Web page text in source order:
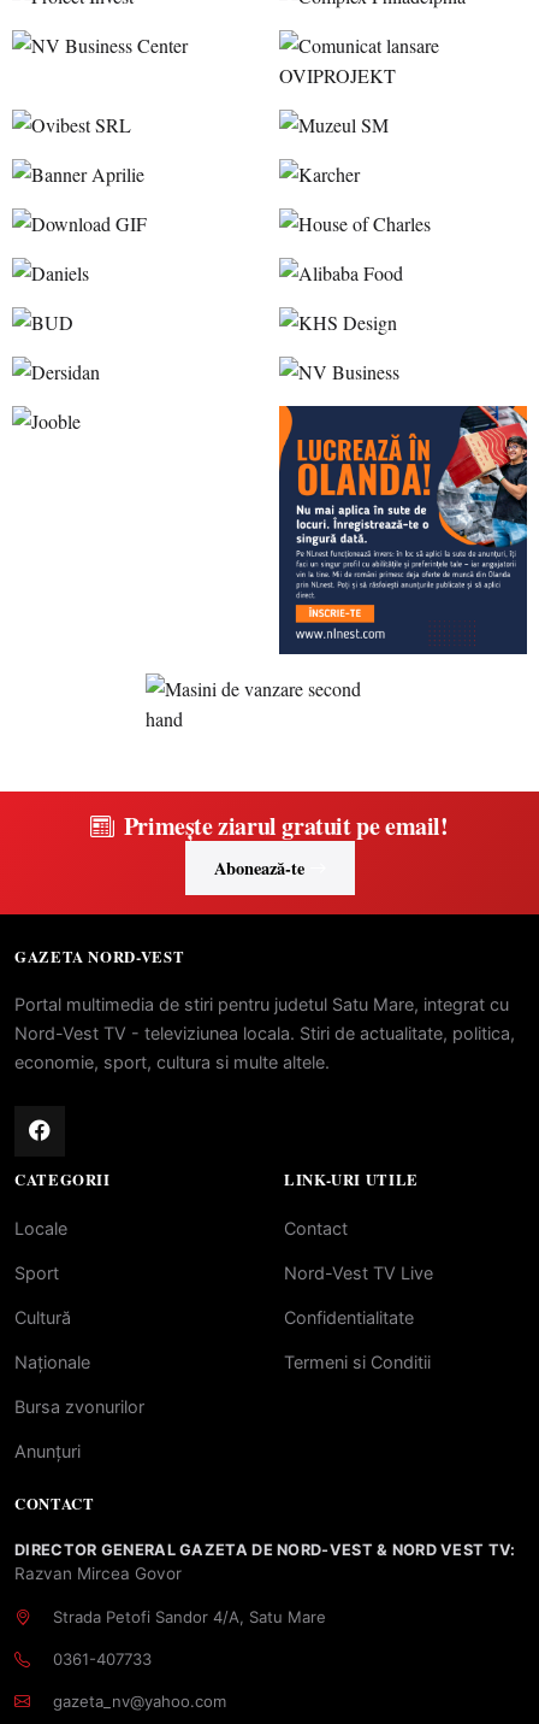
Primește ziarul gratuit pe email!
Abonează-te
GAZETA NORD-VEST
Portal multimedia de stiri pentru judetul Satu Mare, integrat cu
Nord-Vest TV - televiziunea locala. Stiri de actualitate, politica,
economie, sport, cultura si multe altele.
CATEGORII
Locale
Sport
Cultură
Naționale
Bursa zvonurilor
Anunțuri
LINK-URI UTILE
Contact
Nord-Vest TV Live
Confidentialitate
Termeni si Conditii
CONTACT
DIRECTOR GENERAL GAZETA DE NORD-VEST & NORD VEST TV:
Razvan Mircea Govor
Strada Petofi Sandor 4/A, Satu Mare
0361-407733
gazeta_nv@yahoo.com